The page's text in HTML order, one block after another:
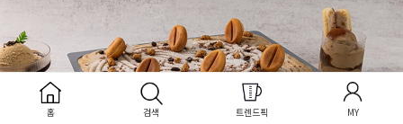
홈 검색 트렌드픽 MY